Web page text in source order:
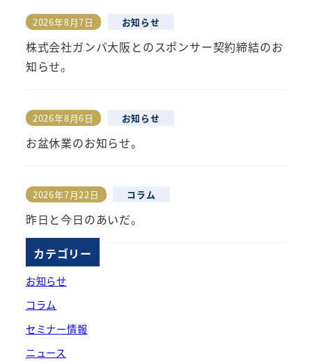
株式会社ガンバ大阪とのスポンサー契約締結のお
知らせ。
投稿日
2026年8月7日 お知らせ
お盆休業のお知らせ。
投稿日
2026年8月6日 お知らせ
昨日と今日のあいだ。
投稿日
2026年7月22日 コラム
カテゴリー
お知らせ
コラム
セミナー情報
ニュース